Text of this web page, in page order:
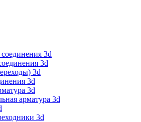
3d
3d
3d
3d
3d
арматура 3d
3d